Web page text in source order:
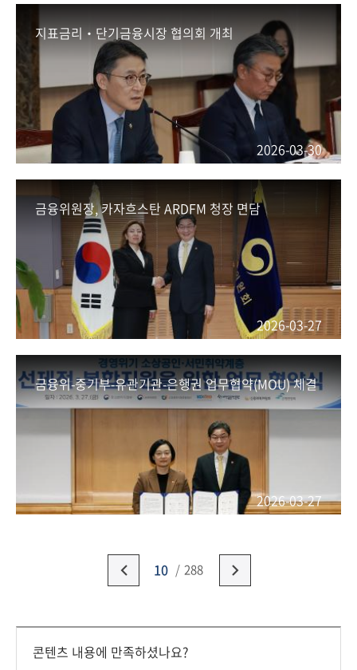
지표금리‧단기금융시장 협의회 개최
2026-03-30
금융위원장, 카자흐스탄 ARDFM 청장 면담
2026-03-27
금융위-중기부-유관기관-은행권 업무협약(MOU) 체결
2026-03-27
10 288
콘텐츠 내용에 만족하셨나요?